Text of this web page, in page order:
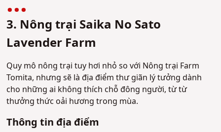
3. Nông trại Saika No Sato
Lavender Farm
Quy mô nông trại tuy hơi nhỏ so với Nông trại Farm
Tomita, nhưng sẽ là địa điểm thư giãn lý tưởng dành
cho những ai không thích chỗ đông người, từ từ
thưởng thức oải hương trong mùa.
Thông tin địa điểm